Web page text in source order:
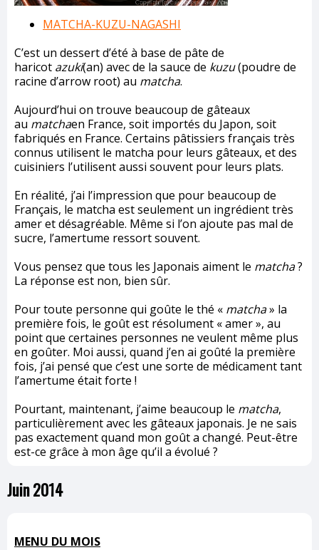
MATCHA-KUZU-NAGASHI
C’est un dessert d’été à base de pâte de
haricot azuki(an) avec de la sauce de kuzu(poudre de
racine d’arrow root) au matcha.
Aujourd’hui on trouve beaucoup de gâteaux
au matchaen France, soit importés du Japon, soit
fabriqués en France. Certains pâtissiers français très
connus utilisent le matcha pour leurs gâteaux, et des
cuisiniers l’utilisent aussi souvent pour leurs plats.
En réalité, j’ai l’impression que pour beaucoup de
Français, le matcha est seulement un ingrédient très
amer et désagréable. Même si l’on ajoute pas mal de
sucre, l’amertume ressort souvent.
Vous pensez que tous les Japonais aiment le matcha?
La réponse est non, bien sûr.
Pour toute personne qui goûte le thé « matcha» la
première fois, le goût est résolument « amer », au
point que certaines personnes ne veulent même plus
en goûter. Moi aussi, quand j’en ai goûté la première
fois, j’ai pensé que c’est une sorte de médicament tant
l’amertume était forte !
Pourtant, maintenant, j’aime beaucoup le matcha,
particulièrement avec les gâteaux japonais. Je ne sais
pas exactement quand mon goût a changé. Peut-être
est-ce grâce à mon âge qu’il a évolué ?
Juin 2014
MENU DU MOIS